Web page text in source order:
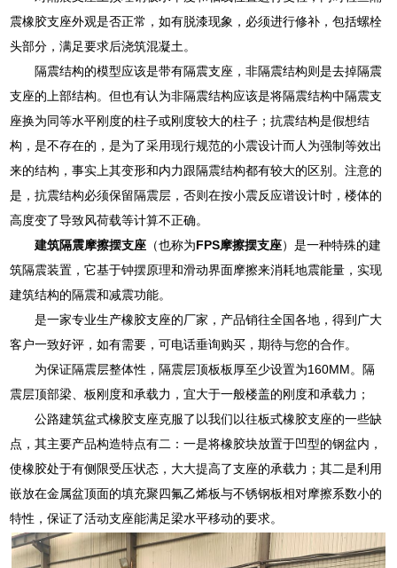
震橡胶支座外观是否正常，如有脱漆现象，必须进行修补，包括螺栓
头部分，满足要求后浇筑混凝土。
隔震结构的模型应该是带有隔震支座，非隔震结构则是去掉隔震
支座的上部结构。但也有认为非隔震结构应该是将隔震结构中隔震支
座换为同等水平刚度的柱子或刚度较大的柱子；抗震结构是假想结
构，是不存在的，是为了采用现行规范的小震设计而人为强制等效出
来的结构，事实上其变形和内力跟隔震结构都有较大的区别。注意的
是，抗震结构必须保留隔震层，否则在按小震反应谱设计时，楼体的
高度变了导致风荷载等计算不正确。
建筑隔震摩擦摆支座 （也称为FPS摩擦摆支座）是一种特殊的建
筑隔震装置，它基于钟摆原理和滑动界面摩擦来消耗地震能量，实现
建筑结构的隔震和减震功能。
是一家专业生产橡胶支座的厂家，产品销往全国各地，得到广大
客户一致好评，如有需要，可电话垂询购买，期待与您的合作。
为保证隔震层整体性，隔震层顶板板厚至少设置为160MM。隔
震层顶部梁、板刚度和承载力，宜大于一般楼盖的刚度和承载力；
公路建筑盆式橡胶支座克服了以我们以往板式橡胶支座的一些缺
点，其主要产品构造特点有二：一是将橡胶块放置于凹型的钢盆内，
使橡胶处于有侧限受压状态，大大提高了支座的承载力；其二是利用
嵌放在金属盆顶面的填充聚四氟乙烯板与不锈钢板相对摩擦系数小的
特性，保证了活动支座能满足梁水平移动的要求。